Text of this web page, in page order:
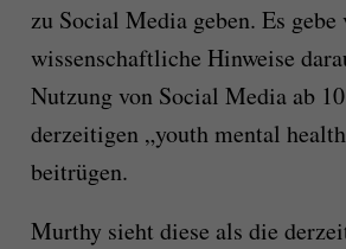
zu Social Media geben. Es gebe
wissenschaftliche Hinweise
Nutzung von Social Media ab
derzeitigen „youth mental
beitrügen.
Murthy sieht diese als die